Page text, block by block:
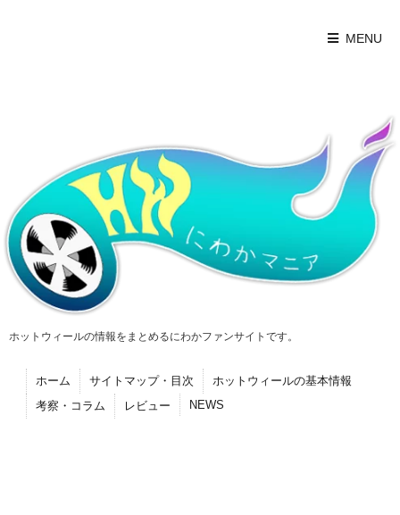
MENU
ホットウィールの情報をまとめるにわかファンサイトです。
ホーム サイトマップ・目次
ホットウィールの基本情報
考察・コラム
レビュー NEWS